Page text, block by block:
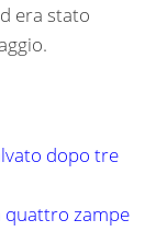
era stato
dopo tre
quattro zampe